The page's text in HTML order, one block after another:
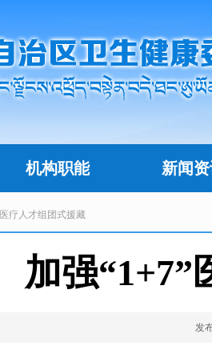
机构职能 新闻
医疗人才组团式援藏
加强
发